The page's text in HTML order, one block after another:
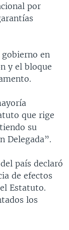
por
en
y el bloque
que rige
su
Delegada”.
país declaró
de efectos
Estatuto.
los